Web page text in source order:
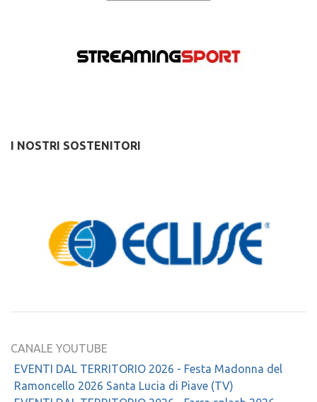
I NOSTRI SOSTENITORI
CANALE YOUTUBE
EVENTI DAL TERRITORIO 2026 - Festa Madonna del
Ramoncello 2026 Santa Lucia di Piave (TV)